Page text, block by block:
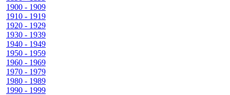
1900 - 1909
1910 - 1919
1920 - 1929
1930 - 1939
1940 - 1949
1950 - 1959
1960 - 1969
1970 - 1979
1980 - 1989
1990 - 1999